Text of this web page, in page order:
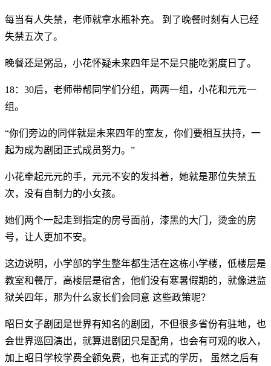
每当有人失禁，老师就拿水瓶补充。 到了晚餐时刻有人已经
失禁五次了。
晚餐还是粥品，小花怀疑未来四年是不是只能吃粥度日了。
18：30后，老师带帮同学们分组，两两一组，小花和元元一
组。
“你们旁边的同伴就是未来四年的室友，你们要相互扶持，一
起为成为剧团正式成员努力。”
小花牵起元元的手，元元不安的发抖着，她就是那位失禁五
次，没有自制力的小女孩。
她们两个一起走到指定的房号面前，漆黑的大门，烫金的房
号，让人更加不安。
这边说明，小学部的学生整年都生活在这栋小学楼，低楼层是
教室和餐厅，高楼层是宿舍，他们没有寒暑假期的，就像进监
狱关四年，那为什么家长们会同意 这些政策呢？
昭日女子剧团是世界有知名的剧团，不但很多省份有驻地，也
会世界巡回演出，就算进剧团只是配角，也会有可观的收入，
加上昭日学校学费全额免费，也有正式的学历， 虽然之后有